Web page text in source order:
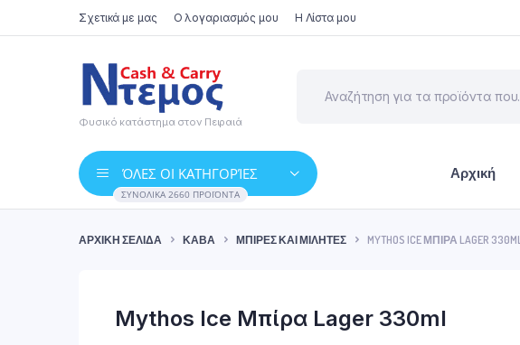
Σχετικά με μας Ο λογαριασμός μου Η Λίστα μου
Φυσικό κατάστημα στον Πειραιά
ΌΛΕΣ ΟΙ ΚΑΤΗΓΟΡΊΕΣ
ΣΥΝΟΛΙΚΆ 2660 ΠΡΟΪΌΝΤΑ
Αρχική
ΑΡΧΙΚΉ ΣΕΛΊΔΑ ΚΆΒΑ ΜΠΊΡΕΣ ΚΑΙ ΜΙΛΉΤΕΣ MYTHOS ICE ΜΠΊΡΑ LAGER 330ML
Mythos Ice Μπίρα Lager 330ml